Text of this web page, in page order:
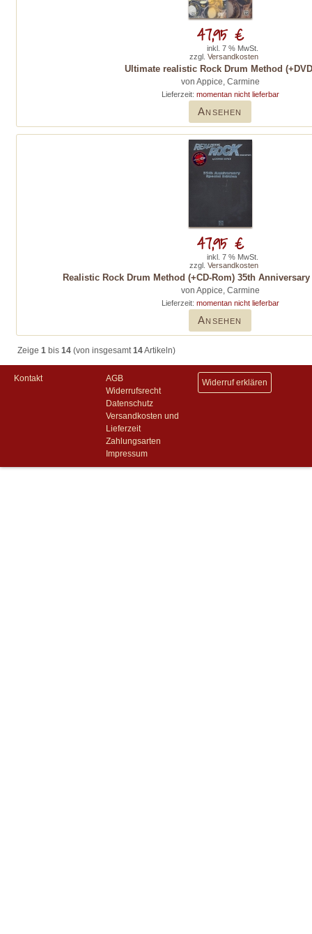
Ultimate realistic Rock Drum Method
von Appice, Carmine
Lieferzeit: momentan nicht lieferbar
Ansehen
47,95 €
inkl. 7 % MwSt.
zzgl. Versandkosten
Realistic Rock Drum Method (+CD-Rom) 35th
von Appice, Carmine
Lieferzeit: momentan nicht lieferbar
Ansehen
47,95 €
inkl. 7 % MwSt.
zzgl. Versandkosten
Zeige 1 bis 14 (von insgesamt14Artikeln)
Kontakt
AGB
Widerrufsrecht
Datenschutz
Versandkosten und
Lieferzeit
Zahlungsarten
Impressum
Widerruf erklären